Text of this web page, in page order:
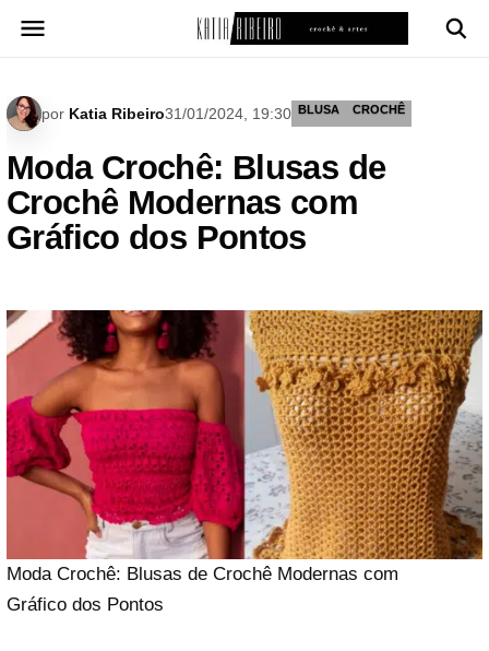
para
por Katia Ribeiro31/01/2024, 19:30 BLUSA CROCHÊ
Moda Crochê: Blusas de
Crochê Modernas com
Gráfico dos Pontos
Moda Crochê: Blusas de Crochê Modernas com
Gráfico dos Pontos